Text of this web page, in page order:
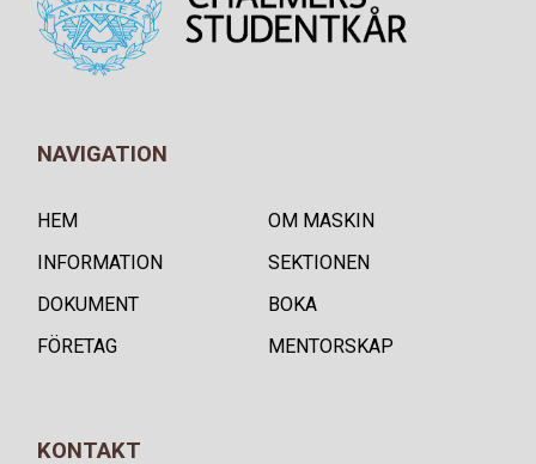
NAVIGATION
HEM
OM MASKIN
INFORMATION
SEKTIONEN
DOKUMENT
BOKA
FÖRETAG
MENTORSKAP
KONTAKT